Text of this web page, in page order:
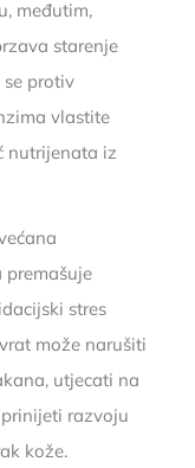
međutim,
starenje
protiv
vlastite
nutrijenata iz
stres
može narušiti
utjecati na
razvoju
kože.